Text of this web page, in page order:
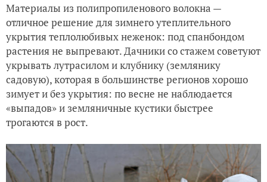
Материалы из полипропиленового волокна —
отличное решение для зимнего утеплительного
укрытия теплолюбивых неженок: под спанбондом
растения не выпревают. Дачники со стажем советуют
укрывать лутрасилом и клубнику (землянику
садовую), которая в большинстве регионов хорошо
зимует и без укрытия: по весне не наблюдается
«выпадов» и земляничные кустики быстрее
трогаются в рост.